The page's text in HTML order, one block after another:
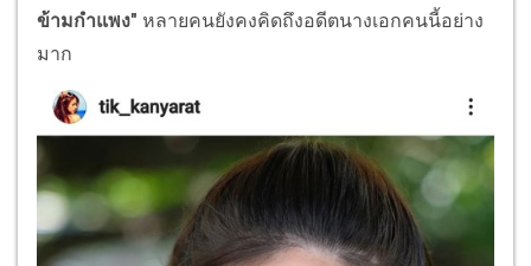
ข้ามกำแพง" หลายคนยังคงคิดถึงอดีตนางเอกคนนี้อย่าง
มาก